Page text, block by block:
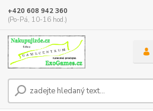
+420 608 942 360
(Po-Pá, 10-16 hod.)